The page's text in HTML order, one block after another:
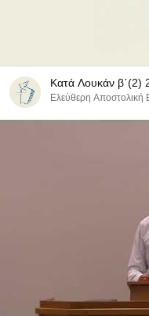
Κατά Λουκάν β΄(2)
Ελεύθερη Αποστολική